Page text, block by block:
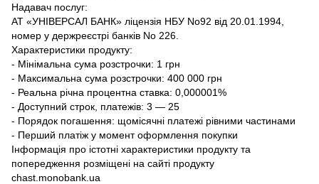
Надавач послуг:
АТ «УНІВЕРСАЛ БАНК» ліцензія НБУ No92 від 20.01.1994,
номер у держреєстрі банків No 226.
Характеристики продукту:
- Мінімальна сума розстрочки: 1 грн
- Максимальна сума розстрочки: 400 000 грн
- Реальна річна процентна ставка: 0,000001%
- Доступний строк, платежів: 3 — 25
- Порядок погашення: щомісячні платежі рівними частинами
- Перший платіж у момент оформлення покупки
Інформація про істотні характеристики продукту та
попередження розміщені на сайті продукту
chast.monobank.ua